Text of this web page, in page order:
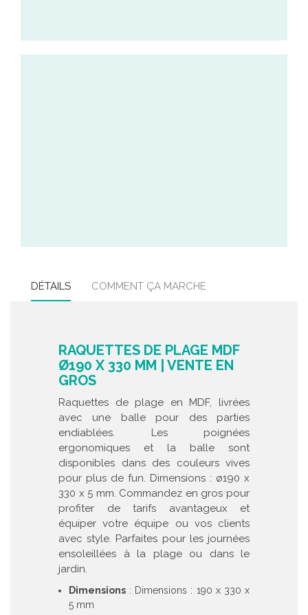
DÉTAILS COMMENT ÇA MARCHE
RAQUETTES DE PLAGE MDF
Ø190 X 330 MM | VENTE EN
GROS
Raquettes de plage en MDF, livrées
avec une balle pour des parties
endiablées. Les poignées
ergonomiques et la balle sont
disponibles dans des couleurs vives
pour plus de fun. Dimensions : ø190 x
330 x 5 mm. Commandez en gros pour
profiter de tarifs avantageux et
équiper votre équipe ou vos clients
avec style. Parfaites pour les journées
ensoleillées à la plage ou dans le
jardin.
Dimensions : Dimensions : 190 x 330 x
5 mm